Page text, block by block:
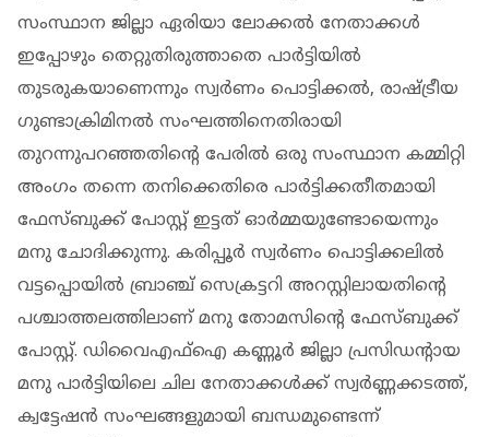
സംസ്ഥാന ജില്ലാ ഏരിയാ ലോക്കല്‍ നേതാക്കള്‍
ഇപ്പോഴും തെറ്റുതിരുത്താതെ പാര്‍ട്ടിയില്‍
തുടരുകയാണെന്നും സ്വര്‍ണം പൊട്ടിക്കല്‍, രാഷ്ട്രീയ
ഗുണ്ടാക്രിമിനല്‍ സംഘത്തിനെതിരായി
തുറന്നുപറഞ്ഞതിന്റെ പേരില്‍ ഒരു സംസ്ഥാന കമ്മിറ്റി
അംഗം തന്നെ തനിക്കെതിരെ പാര്‍ട്ടിക്കതീതമായി
ഫേസ്ബുക്ക് പോസ്റ്റ് ഇട്ടത് ഓര്‍മ്മയുണ്ടോയെന്നും
മനു ചോദിക്കുന്നു. കരിപ്പൂര്‍ സ്വര്‍ണം പൊട്ടിക്കലില്‍
വട്ടപ്പൊയില്‍ ബ്രാഞ്ച് സെക്രട്ടറി അറസ്റ്റിലായതിന്റെ
പശ്ചാത്തലത്തിലാണ് മനു തോമസിന്റെ ഫേസ്ബുക്ക്
പോസ്റ്റ്. ഡിവൈഎഫ്‌ഐ കണ്ണൂര്‍ ജില്ലാ പ്രസിഡന്റായ
മനു പാര്‍ട്ടിയിലെ ചില നേതാക്കള്‍ക്ക് സ്വര്‍ണ്ണക്കടത്ത്,
ക്വട്ടേഷന്‍ സംഘങ്ങളുമായി ബന്ധമുണ്ടെന്ന്